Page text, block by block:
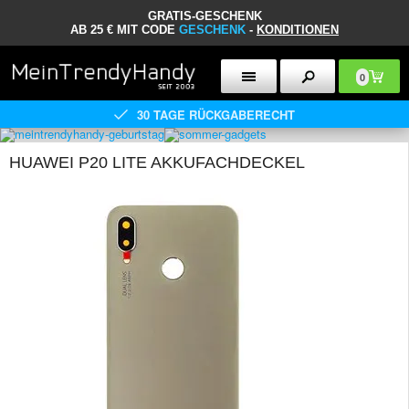
GRATIS-GESCHENK
AB 25 € MIT CODE GESCHENK - KONDITIONEN
0
30 TAGE RÜCKGABERECHT
HUAWEI P20 LITE AKKUFACHDECKEL